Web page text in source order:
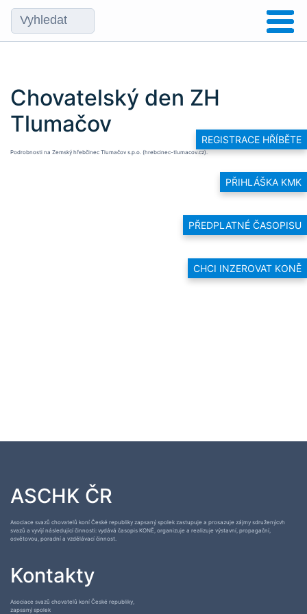
REGISTRACE HŘÍBĚTE
PŘIHLÁŠKA KMK
PŘEDPLATNÉ ČASOPISU
CHCI INZEROVAT KONĚ
Chovatelský den ZH
Tlumačov
Podrobnosti na Zemský hřebčinec Tlumačov s.p.o. (hrebcinec-tlumacov.cz).
ASCHK ČR
Asociace svazů chovatelů koní České republiky zapsaný spolek zastupuje a prosazuje zájmy sdruženýcvh
svazů a vyvíjí následující činnosti: vydává časopis KONĚ, organizuje a realizuje výstavní, propagační,
osvětovou, poradní a vzdělávací činnost.
Kontakty
Asociace svazů chovatelů koní České republiky,
zapsaný spolek